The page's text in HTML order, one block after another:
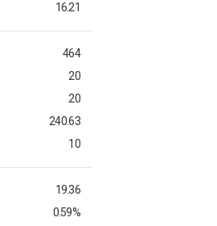
16.21
464
20
20
240.63
10
19.36
0.59%